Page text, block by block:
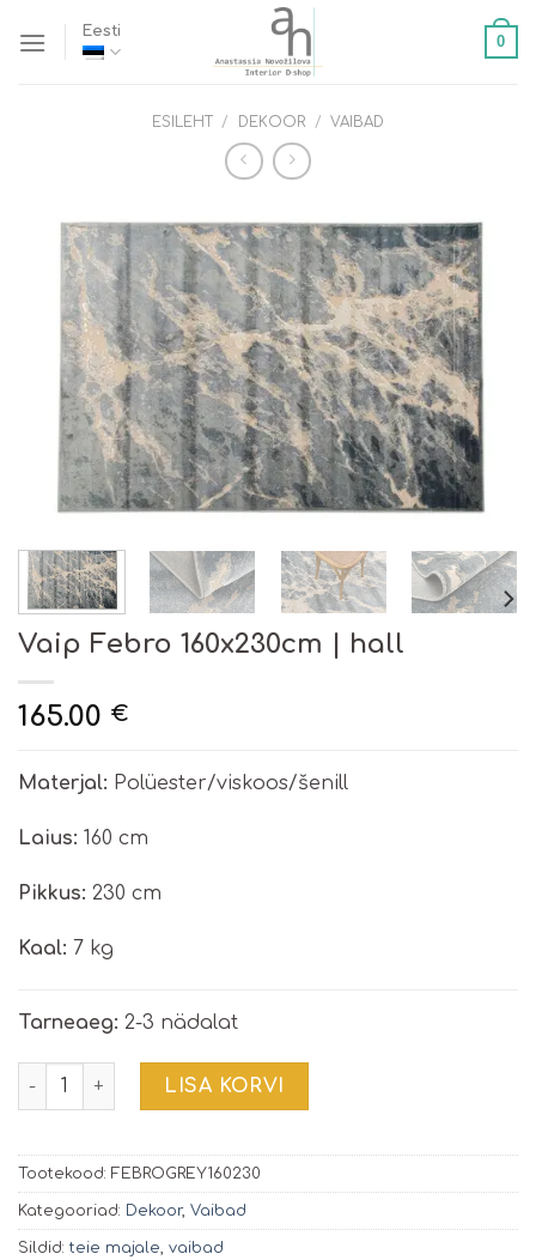
Eesti
0
ESILEHT / DEKOOR / VAIBAD
Vaip Febro 160x230cm | hall
165.00 €
Materjal: Polüester/viskoos/šenill
Laius: 160 cm
Pikkus: 230 cm
Kaal: 7 kg
Tarneaeg: 2-3 nädalat
Vaip Febro 160x230cm | hall kogus
LISA KORVI
Tootekood: FEBROGREY160230
Kategooriad: Dekoor, Vaibad
Sildid:teie majale, vaibad